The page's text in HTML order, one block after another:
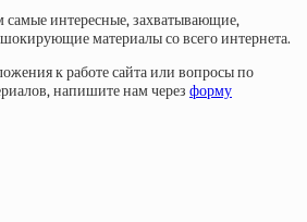
самые интересные, захватывающие,
материалы со всего интернета.
к работе сайта или вопросы по
напишите нам через форму